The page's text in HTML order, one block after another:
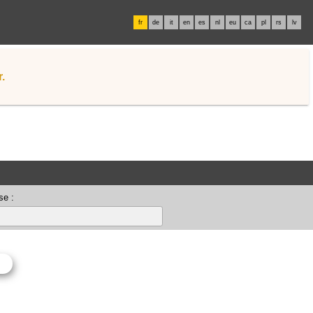
fr de it en es nl eu ca pl rs lv
: